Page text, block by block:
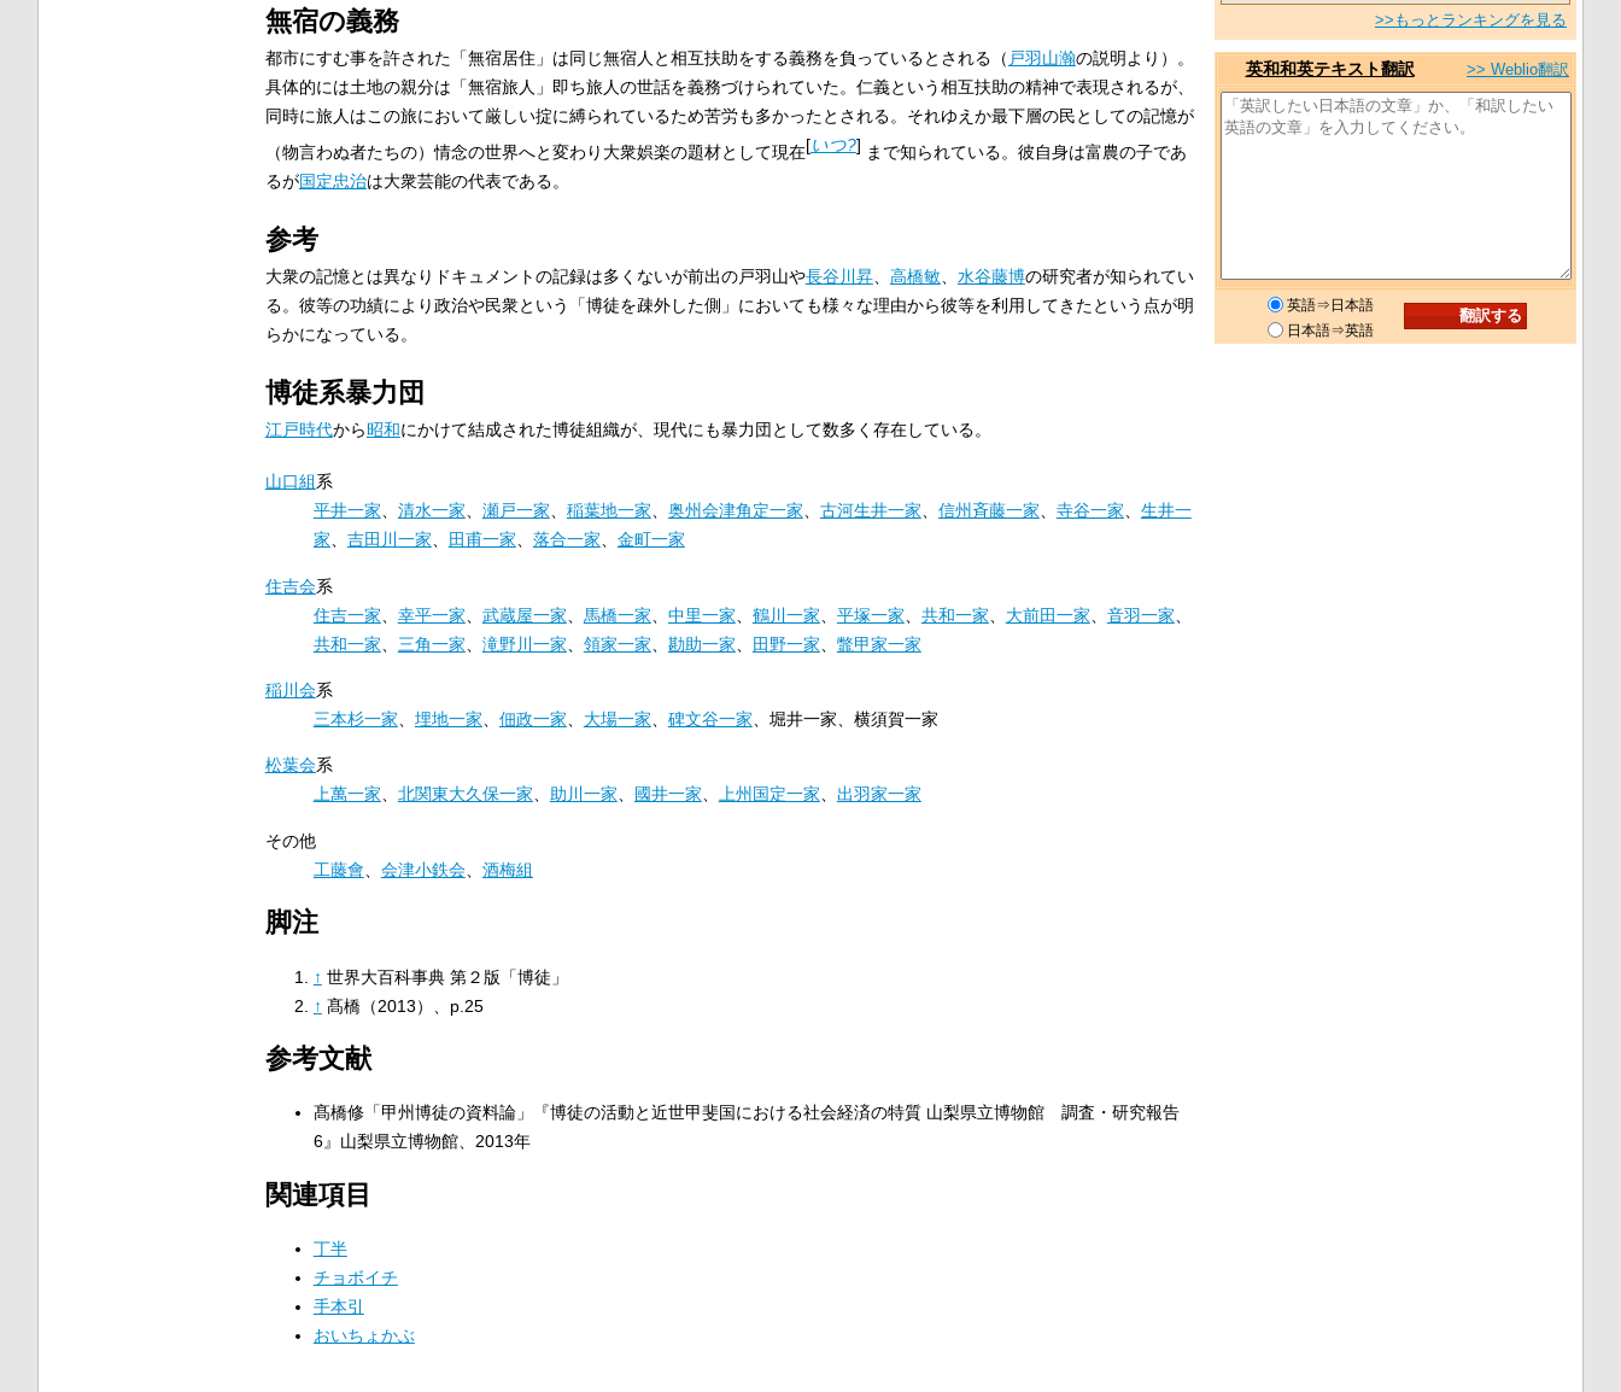
無宿の義務
都市にすむ事を許された「無宿居住」は同じ無宿人と相互扶助をする義務を負っているとされる（ 戸羽山瀚の説明より）。
具体的には土地の親分は「無宿旅人」即ち旅人の世話を義務づけられていた。仁義という相互扶助の精神で表現されるが、
同時に旅人はこの旅において厳しい掟に縛られているため苦労も多かったとされる。それゆえか最下層の民としての記憶が
（物言わぬ者たちの）情念の世界へと変わり大衆娯楽の題材として現在[いつ?] まで知られている。彼自身は富農の子であ
るが国定忠治は大衆芸能の代表である。
参考
大衆の記憶とは異なりドキュメントの記録は多くないが前出の戸羽山や長谷川昇、 高橋敏、 水谷藤博の研究者が知られてい
る。彼等の功績により政治や民衆という「博徒を疎外した側」においても様々な理由から彼等を利用してきたという点が明
らかになっている。
博徒系暴力団
江戸時代から昭和にかけて結成された博徒組織が、現代にも暴力団として数多く存在している。
山口組系
平井一家、 清水一家、 瀬戸一家、 稲葉地一家、 奥州会津角定一家、 古河生井一家、 信州斉藤一家、 寺谷一家、 生井一
家、 吉田川一家、 田甫一家、 落合一家、 金町一家
住吉会系
住吉一家
幸平一家 武蔵屋一家 馬橋一家 中里一家 鶴川一家 平塚一家 共和一家 大前田一家 音羽一家
共和一家
三角一家 滝野川一家 領家一家 勘助一家 田野一家 鼈甲家一家
稲川会系
三本杉一家
埋地一家 佃政一家 大場一家 碑文谷一家 、堀井一家、横須賀一家
松葉会系
上萬一家、 北関東大久保一家、 助川一家、 國井一家、 上州国定一家、 出羽家一家
その他
工藤會
会津小鉄会、 酒梅組
脚注
↑ 世界大百科事典 第２版「博徒」
↑ 髙橋（2013）、p.25
参考文献
髙橋修「甲州博徒の資料論」『博徒の活動と近世甲斐国における社会経済の特質 山梨県立博物館 調査・研究報告
6』山梨県立博物館、2013年
関連項目
丁半
チョボイチ
手本引
おいちょかぶ
>>もっとランキングを見る
英和和英テキスト翻訳 >> Weblio翻訳
英語⇒日本語
日本語⇒英語